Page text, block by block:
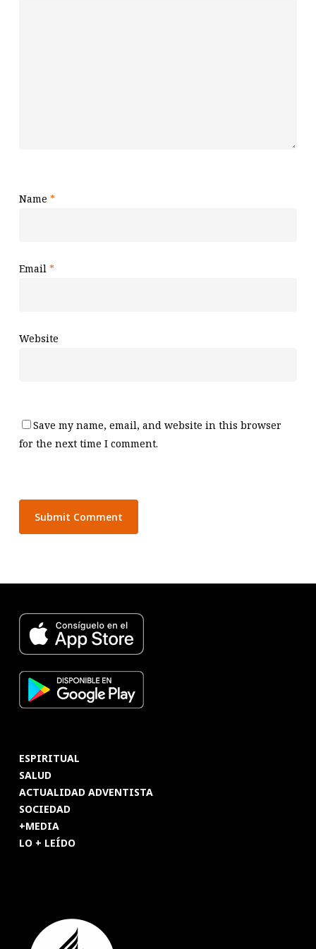
Name *
Email *
Website
Save my name, email, and website in this browser
for the next time I comment.
ESPIRITUAL
SALUD
ACTUALIDAD ADVENTISTA
SOCIEDAD
+MEDIA
LO + LEÍDO